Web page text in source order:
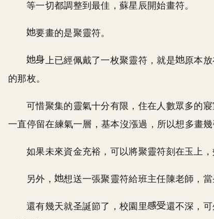
等一切都調整到最佳，蘇星辰開始畫符。
要畫的是聚靈符。
上已經佩戴了一枚聚靈符，就是
原本
的那枚。
可惜聚集的靈氣十分有限，住在人數眾多的寢
一直停留在練氣一層，基本沒漲過，所以想多畫幾
如果未來資金充裕，可以將聚靈符刻在玉上，
另外， 想送一張聚靈符給班主任陳老師，
還有幾天就圣誕節了，校園里
還不深，